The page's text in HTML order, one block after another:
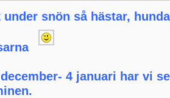
under snön så hästar,
4 januari har vi